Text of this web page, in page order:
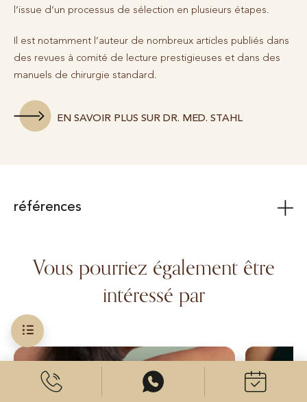
l’issue d’un processus de sélection en plusieurs étapes.
Il est notamment l’auteur de nombreux articles publiés dans
des revues à comité de lecture prestigieuses et dans des
manuels de chirurgie standard.
EN SAVOIR PLUS SUR DR. MED. STAHL
références
Vous pourriez également être
intéressé par
Liposuccion